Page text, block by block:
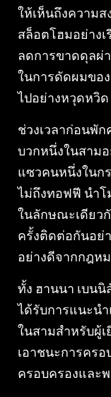
ให้เห็นถึงความส
สล็อตโฮมอย่างเ
ลดการขาดดุลผ่
ในการดัดผมขอ
ไปอย่างหวุดหวิด
ช่วงเวลาก่อนพัก
บวกหนึ่งในสาม
แซวคนหนึ่งในก
ไม่ถึงทอฟฟี นำโ
ในลักษณะเดียว
ครั้งติดต่อกันอย่
อย่างดีจากกฎห
ทั้ง ฮานนา เบนนิ
ได้รับการแนะน
ในสามสำหรับผู้
เอาชนะการคร
ครอบครองและ